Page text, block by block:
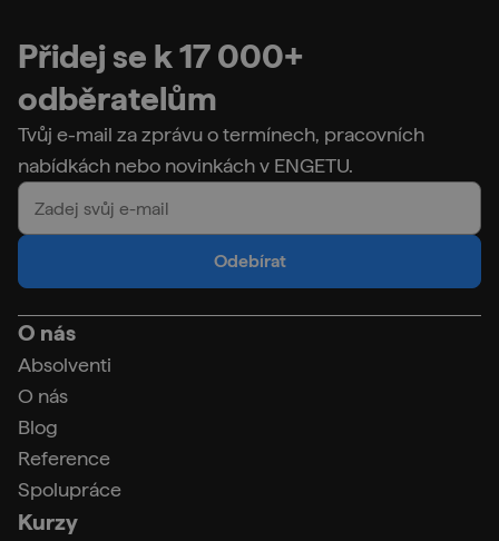
Přidej se k 17 000+
odběratelům
Tvůj e-mail za zprávu o termínech, pracovních
nabídkách nebo novinkách v ENGETU.
Odebírat
O nás
Absolventi
O nás
Blog
Reference
Spolupráce
Kurzy